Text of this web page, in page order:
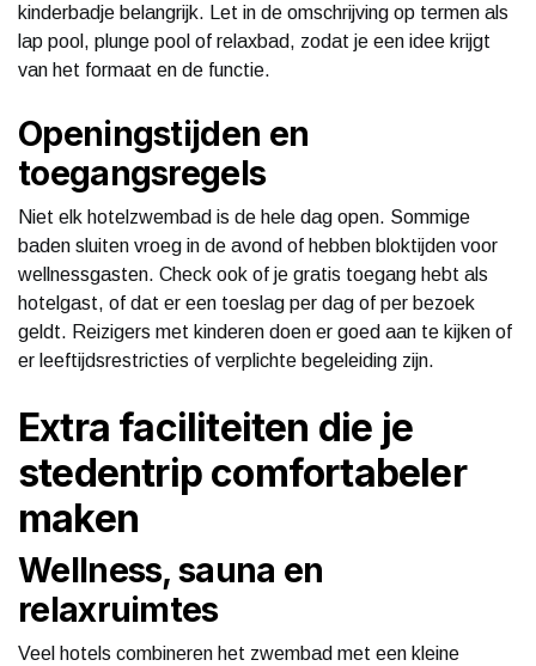
kinderbadje belangrijk. Let in de omschrijving op termen als
lap pool, plunge pool of relaxbad, zodat je een idee krijgt
van het formaat en de functie.
Openingstijden en
toegangsregels
Niet elk hotelzwembad is de hele dag open. Sommige
baden sluiten vroeg in de avond of hebben bloktijden voor
wellnessgasten. Check ook of je gratis toegang hebt als
hotelgast, of dat er een toeslag per dag of per bezoek
geldt. Reizigers met kinderen doen er goed aan te kijken of
er leeftijdsrestricties of verplichte begeleiding zijn.
Extra faciliteiten die je
stedentrip comfortabeler
maken
Wellness, sauna en
relaxruimtes
Veel hotels combineren het zwembad met een kleine